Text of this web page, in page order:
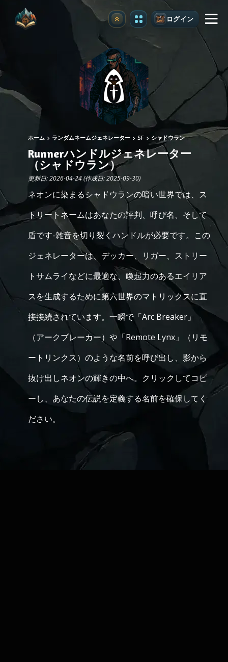
アップグレード ログイン
ホーム ランダムネームジェネレーター SF シャドウラン
Runnerハンドルジェネレーター
（シャドウラン）
更新日: 2026-04-24 (作成日: 2025-09-30)
ネオンに染まるシャドウランの暗い世界では、ス
トリートネームはあなたの評判、呼び名、そして
盾です-雑音を切り裂くハンドルが必要です。この
ジェネレーターは、デッカー、リガー、ストリー
トサムライなどに最適な、喚起力のあるエイリア
スを生成するために第六世界のマトリックスに直
接接続されています。一瞬で「Arc Breaker」
（アークブレーカー）や「Remote Lynx」（リモ
ートリンクス）のような名前を呼び出し、影から
抜け出しネオンの輝きの中へ。クリックしてコピ
ーし、あなたの伝説を定義する名前を確保してく
ださい。